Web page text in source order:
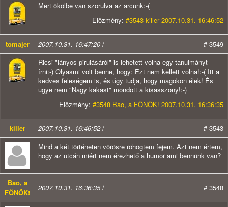
Mert ökölbe van szorulva az arcunk:-(
Előzmény: #3543 killer 2007.10.31. 16:46:52
tomajer 2007.10.31. 16:47:20 /
# 3549
Ricsi "lányos pirulásáról" is lehetett volna egy tanulmányt
írni:-) Olyasmi volt benne, hogy: Ezt nem kellett volna!:-( Itt a
kedves feleségem is, és úgy tudja, hogy magokon élek! És
ugye nem "Nagy kakast" mondott a kisasszony!:-)
Előzmény: #3548 Bao, a FŐNÖK! 2007.10.31. 16:36:35
killer 2007.10.31. 16:46:52/
# 3543
Mind a két történeten vörösre röhögtem fejem. Azt nem értem,
hogy az utcán miért nem érezhető a humor ami bennünk van?
Bao, a
FŐNÖK!
2007.10.31. 16:36:35/ # 3548